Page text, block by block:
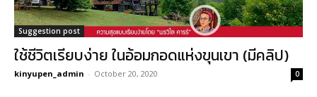
Suggestion post
ใช้ชีวิตเรียบง่าย ในอ้อมกอดแห่งขุนเขา (มีคลิป)
kinyupen_admin - October 20, 2020 0